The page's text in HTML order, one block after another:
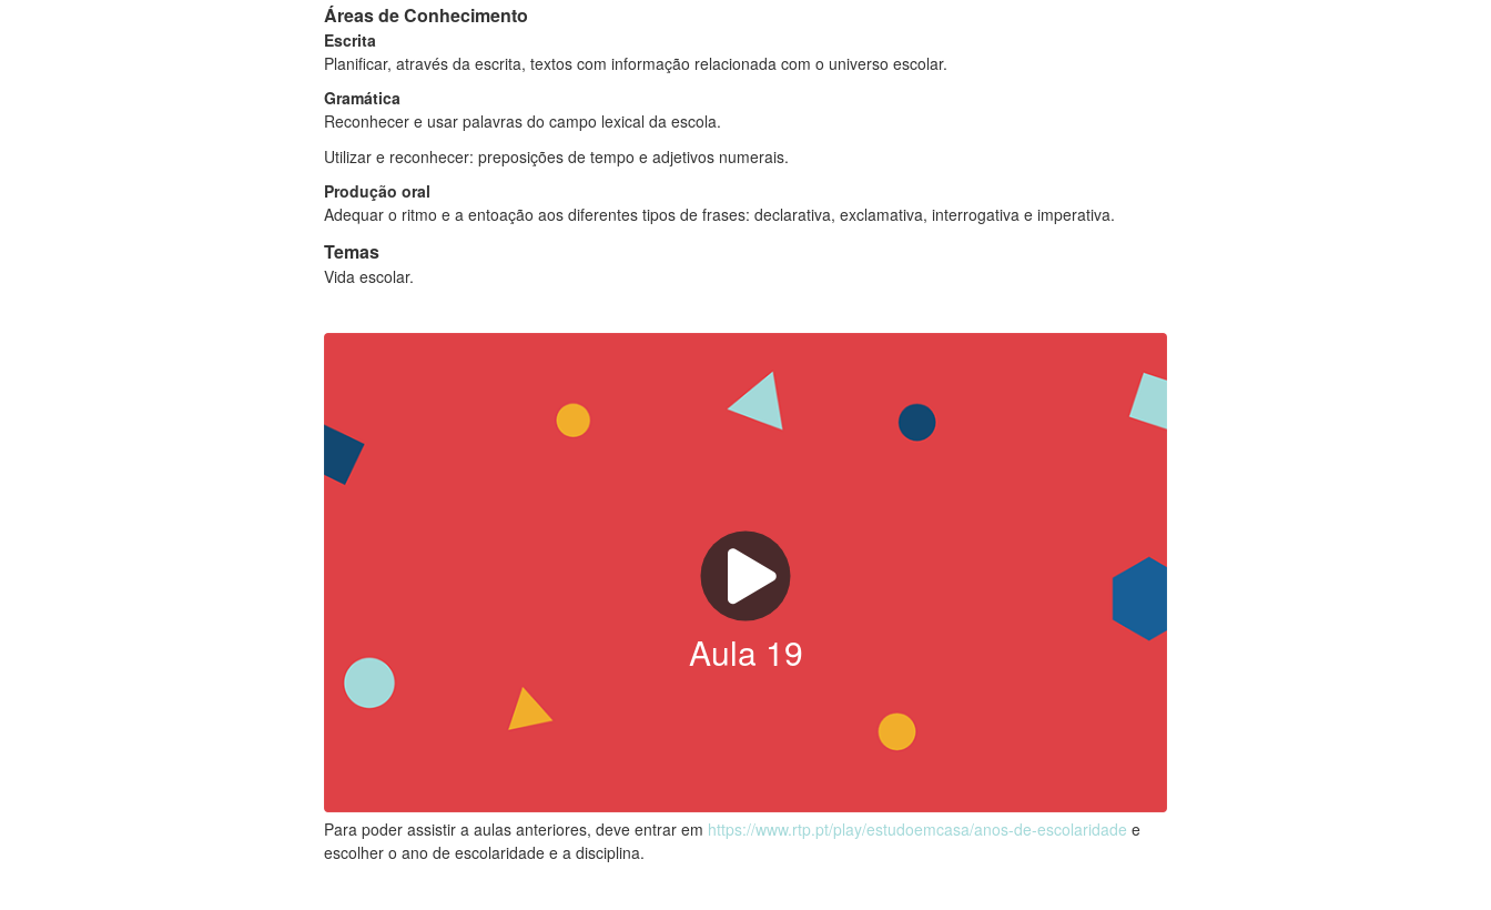
Áreas de Conhecimento
Escrita
Planificar, através da escrita, textos com informação relacionada com o universo escolar.
Gramática
Reconhecer e usar palavras do campo lexical da escola.
Utilizar e reconhecer: preposições de tempo e adjetivos numerais.
Produção oral
Adequar o ritmo e a entoação aos diferentes tipos de frases: declarativa, exclamativa, interrogativa e imperativa.
Temas
Vida escolar.
Aula 19
Para poder assistir a aulas anteriores, deve entrar em https://www.rtp.pt/play/estudoemcasa/anos-de-escolaridade e
escolher o ano de escolaridade e a disciplina.